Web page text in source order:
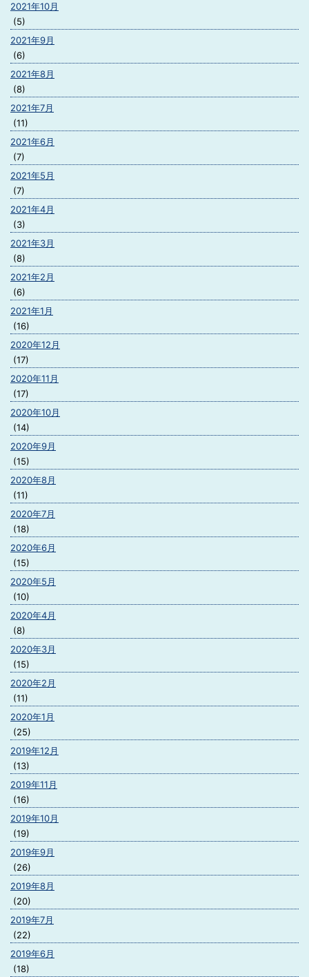
2021年10月
(5)
2021年9月
(6)
2021年8月
(8)
2021年7月
(11)
2021年6月
(7)
2021年5月
(7)
2021年4月
(3)
2021年3月
(8)
2021年2月
(6)
2021年1月
(16)
2020年12月
(17)
2020年11月
(17)
2020年10月
(14)
2020年9月
(15)
2020年8月
(11)
2020年7月
(18)
2020年6月
(15)
2020年5月
(10)
2020年4月
(8)
2020年3月
(15)
2020年2月
(11)
2020年1月
(25)
2019年12月
(13)
2019年11月
(16)
2019年10月
(19)
2019年9月
(26)
2019年8月
(20)
2019年7月
(22)
2019年6月
(18)